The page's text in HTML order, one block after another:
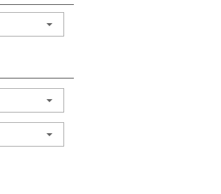
arrow_drop_down
arrow_drop_down
arrow_drop_down